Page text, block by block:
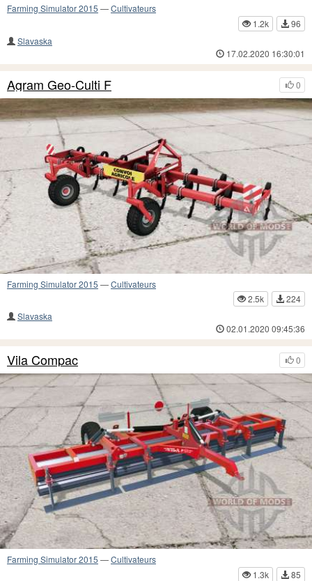
Farming Simulator 2015 —Cultivateurs
1.2k
96
Slavaska
17.02.2020 16:30:01
0
Agram Geo-Culti F
Farming Simulator 2015 —Cultivateurs
2.5k
224
Slavaska
02.01.2020 09:45:36
0
Vila Compac
Farming Simulator 2015 —Cultivateurs
1.3k
85